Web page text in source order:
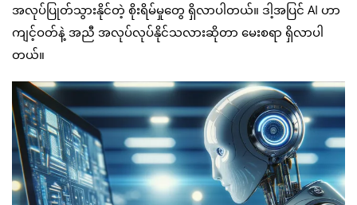
အလုပ်ပြုတ်သွားနိုင်တဲ့ စိုးရိမ်မှုတွေ ရှိလာပါတယ်။ ဒါ့အပြင် AI ဟာ
ကျင့်ဝတ်နဲ့ အညီ အလုပ်လုပ်နိုင်သလားဆိုတာ မေးစရာ ရှိလာပါ
တယ်။